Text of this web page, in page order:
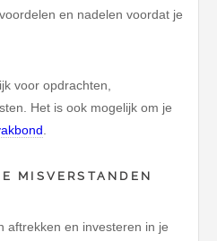
en nadelen voordat je
voor opdrachten,
Het is ook mogelijk om je
MISVERSTANDEN
aftrekken en investeren in je